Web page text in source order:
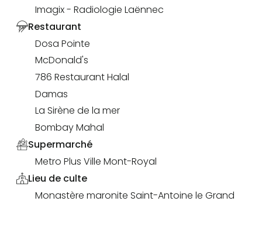
Imagix - Radiologie Laënnec
Restaurant
Dosa Pointe
McDonald's
786 Restaurant Halal
Damas
La Sirène de la mer
Bombay Mahal
Supermarché
Metro Plus Ville Mont-Royal
Lieu de culte
Monastère maronite Saint-Antoine le Grand